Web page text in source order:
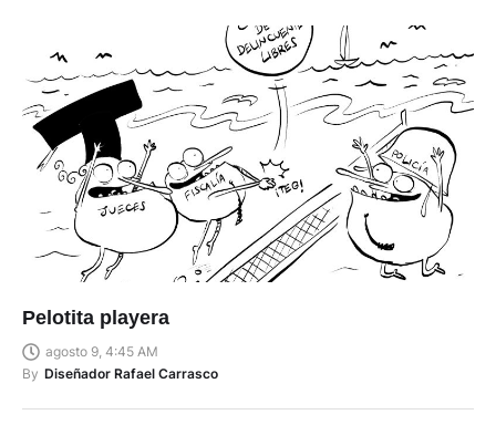
Pelotita playera
agosto 9, 4:45 AM
By Diseñador Rafael Carrasco